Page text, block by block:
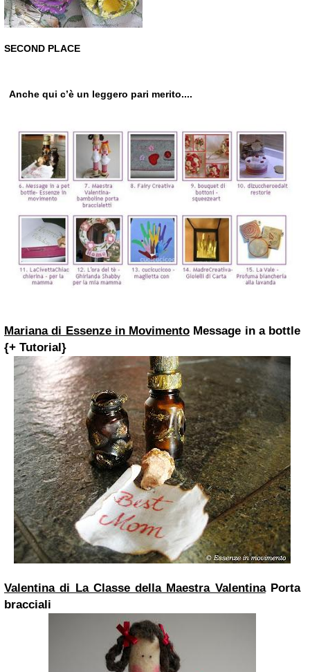
SECOND PLACE
Anche qui c’è un leggero pari merito....
Mariana di Essenze in Movimento Message in a bottle
{+ Tutorial}
Valentina di La Classe della Maestra Valentina Porta
bracciali